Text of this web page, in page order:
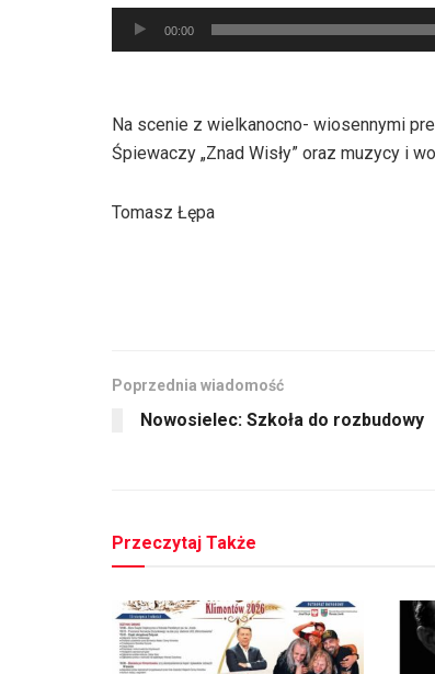
Odtwarzacz
plików
00:00
Na scenie z wielkanocno- wiosennymi
Śpiewaczy „Znad Wisły” oraz muzycy i
Tomasz Łępa
Poprzednia wiadomość
Nowosielec: Szkoła do rozbudowy
Przeczytaj Także